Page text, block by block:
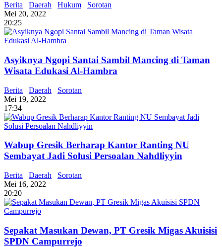
Berita Daerah Hukum
Sorotan
Mei 20, 2022
20:25
Asyiknya Ngopi Santai Sambil Mancing di Taman
Wisata Edukasi Al-Hambra
Berita Daerah
Sorotan
Mei 19, 2022
17:34
Wabup Gresik Berharap Kantor Ranting NU
Sembayat Jadi Solusi Persoalan Nahdliyyin
Berita Daerah
Sorotan
Mei 16, 2022
20:20
Sepakat Masukan Dewan, PT Gresik Migas Akuisisi
SPDN Campurrejo